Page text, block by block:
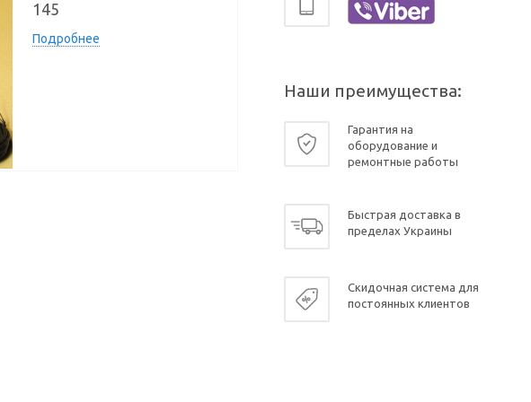
145
Подробнее
Наши преимущества:
Гарантия на
оборудование и
ремонтные работы
Быстрая доставка в
пределах Украины
Скидочная система для
постоянных клиентов